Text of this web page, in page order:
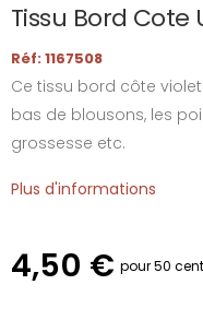
Tissu Bord Cote
Réf: 1167508
Ce tissu bord côte
bas de blousons, les
grossesse etc.
Plus d'informations
4,50 € pour 50